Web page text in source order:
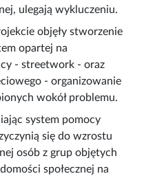
ulegają wykluczeniu.
objęły stworzenie
opartej na
- streetwork - oraz
- organizowanie
wokół problemu.
system pomocy
się do wzrostu
osób z grup objętych
społecznej na